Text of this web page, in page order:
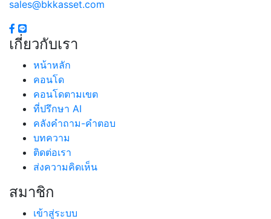
Leaflet| © OpenStreetMap
sales@bkkasset.com
เกี่ยวกับเรา
หน้าหลัก
คอนโด
คอนโดตามเขต
ที่ปรึกษา AI
คลังคำถาม-คำตอบ
บทความ
ติดต่อเรา
ส่งความคิดเห็น
สมาชิก
เข้าสู่ระบบ